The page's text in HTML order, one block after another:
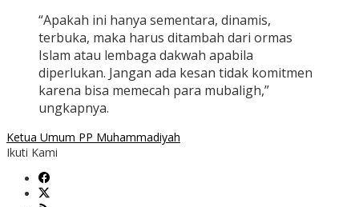
“Apakah ini hanya sementara, dinamis,
terbuka, maka harus ditambah dari ormas
Islam atau lembaga dakwah apabila
diperlukan. Jangan ada kesan tidak komitmen
karena bisa memecah para mubaligh,”
ungkapnya.
Ketua Umum PP Muhammadiyah
Ikuti Kami